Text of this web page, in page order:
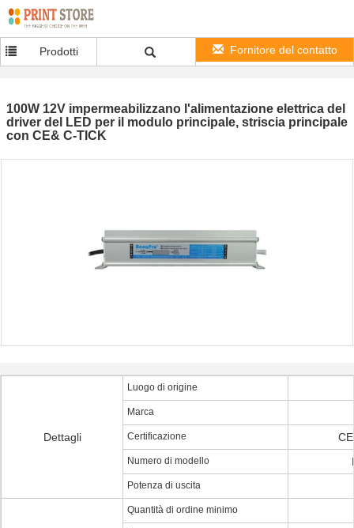
Prodotti Fornitore del contatto
100W 12V impermeabilizzano l'alimentazione elettrica del
driver del LED per il modulo principale, striscia principale
con CE& C-TICK
Dettagli
Luogo di origine
Marca
Certificazione
Numero di modello
Potenza di uscita
Quantità di ordine minimo